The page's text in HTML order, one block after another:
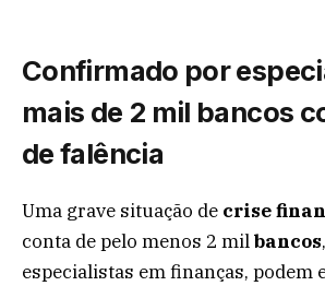
Confirmado por
mais de 2 mil bancos
de falência
Uma grave situação de crise
conta de pelo menos 2 milbancos
especialistas em finanças, podem